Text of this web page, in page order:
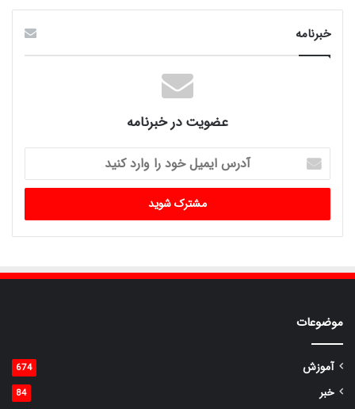
خبرنامه
عضویت در خبرنامه
آدرس
ایمیل
خود
وارد
کنید
موضوعات
آموزش 674
خبر 84